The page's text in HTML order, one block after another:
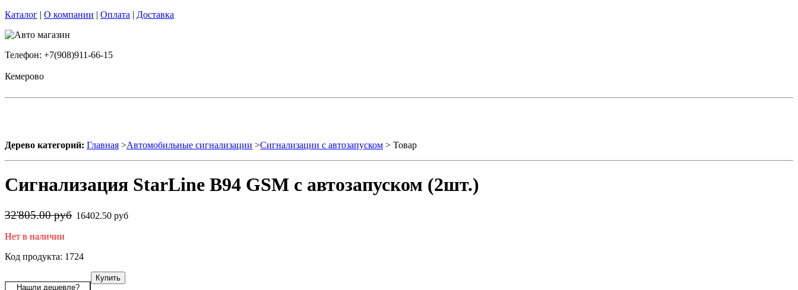
Каталог | О компании | Оплата | Доставка
Телефон: +7(908)911-66-15
Кемерово
Дерево категорий: Главная >Автомобильные сигнализации >Сигнализации с автозапуском > Товар
Сигнализация StarLine B94 GSM с автозапуском (2шт.)
32'805.00 руб 16402.50 руб
Нет в наличии
Код продукта: 1724